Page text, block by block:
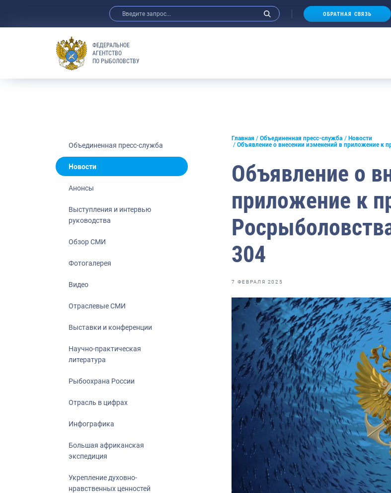
Анонсы
Отраслевые СМИ
Выставки и конференции
Рыбоохрана России
Большая африканская экспедиция
События в России и мире
ОБРАТНАЯ СВЯЗЬ
ФЕДЕРАЛЬНОЕ
АГЕНТСТВО
ПО РЫБОЛОВСТВУ
Объединенная пресс-служба
Новости
Анонсы
Выступления и интервью
руководства
Обзор СМИ
Фотогалерея
Видео
Отраслевые СМИ
Выставки и конференции
Научно-практическая
литература
Рыбоохрана России
Отрасль в цифрах
Инфографика
Большая африканская
экспедиция
Укрепление духовно-
нравственных ценностей
Главная Объединенная пресс-служба
Новости
Объявление о внесении изменений в приложение к
Объявление о
приложение к
304
7 ФЕВРАЛЯ 2025